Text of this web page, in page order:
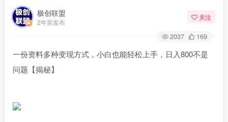
极创联盟
2年前发布
关注
2037 169
一份资料多种变现方式，小白也能轻松上手，日入800不是
问题【揭秘】